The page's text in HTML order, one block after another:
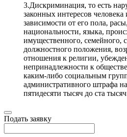
3.Дискриминация, то есть
законных интересов
зависимости от его пола,
национальности, языка,
имущественного, семейного,
должностного положения,
отношения к религии,
непринадлежности к
каким-либо социальным
административного штрафа
пятидесяти тысяч до ста
Подать заявку